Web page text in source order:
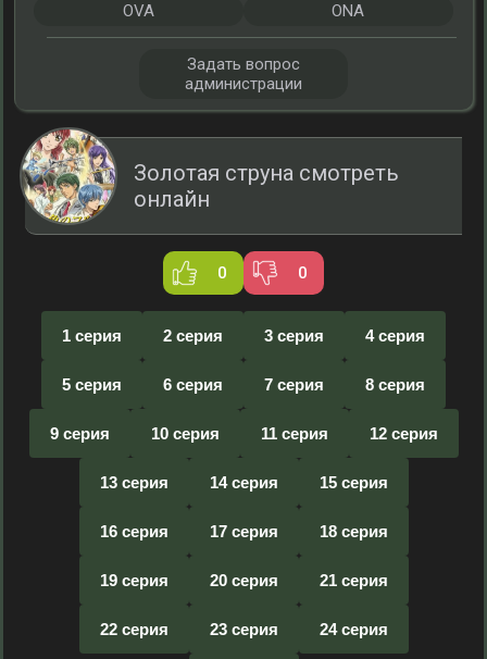
Золотая струна смотреть
онлайн
0 0
1 серия 2 серия 3 серия 4 серия
5 серия 6 серия 7 серия 8 серия
9 серия 10 серия 11 серия 12 серия
13 серия 14 серия 15 серия
16 серия 17 серия 18 серия
19 серия 20 серия 21 серия
22 серия 23 серия 24 серия
OVA
ONA
Задать вопрос
администрации